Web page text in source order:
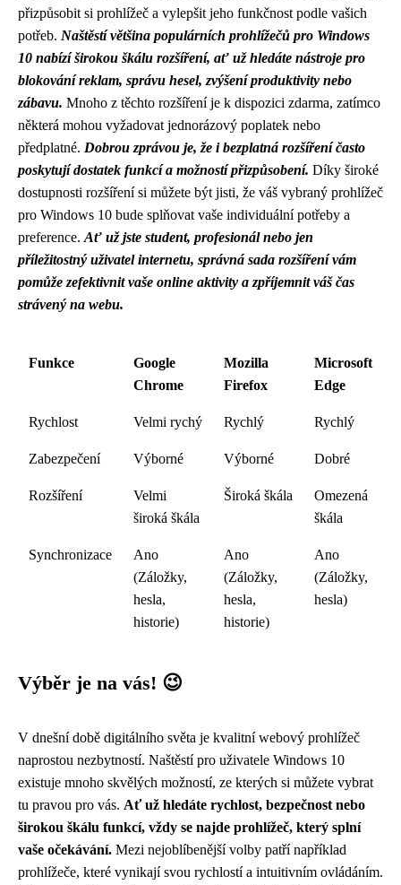
přizpůsobit si prohlížeč a vylepšit jeho funkčnost podle vašich
potřeb. Naštěstí většina populárních prohlížečů pro Windows
10 nabízí širokou škálu rozšíření, ať už hledáte nástroje pro
blokování reklam, správu hesel, zvýšení produktivity nebo
zábavu. Mnoho z těchto rozšíření je k dispozici zdarma, zatímco
některá mohou vyžadovat jednorázový poplatek nebo
předplatné. Dobrou zprávou je, že i bezplatná rozšíření často
poskytují dostatek funkcí a možností přizpůsobení. Díky široké
dostupnosti rozšíření si můžete být jisti, že váš vybraný prohlížeč
pro Windows 10 bude splňovat vaše individuální potřeby a
preference. Ať už jste student, profesionál nebo jen
příležitostný uživatel internetu, správná sada rozšíření vám
pomůže zefektivnit vaše online aktivity a zpříjemnit váš čas
strávený na webu.
Funkce
Google
Chrome
Mozilla
Firefox
Microsoft
Edge
Rychlost Velmi rychý Rychlý Rychlý
Zabezpečení Výborné Výborné Dobré
Rozšíření
Velmi
široká škála
Široká škála
Omezená
škála
Synchronizace
Ano
(Záložky,
hesla,
historie)
Ano
(Záložky,
hesla,
historie)
Ano
(Záložky,
hesla)
Výběr je na vás! 😉
V dnešní době digitálního světa je kvalitní webový prohlížeč
naprostou nezbytností. Naštěstí pro uživatele Windows 10
existuje mnoho skvělých možností, ze kterých si můžete vybrat
tu pravou pro vás. Ať už hledáte rychlost, bezpečnost nebo
širokou škálu funkcí, vždy se najde prohlížeč, který splní
vaše očekávání. Mezi nejoblíbenější volby patří například
prohlížeče, které vynikají svou rychlostí a intuitivním ovládáním.